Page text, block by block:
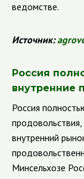
ведомстве.
Источник:
Россия
внутренние
Россия
внутренний
Минсельхозе